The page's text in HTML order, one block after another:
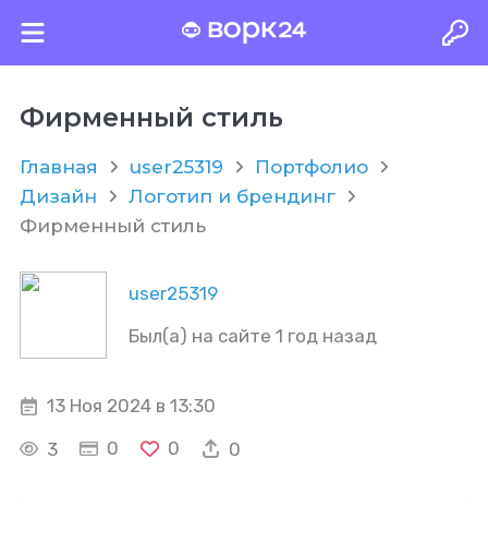
Фирменный стиль
Главная user25319
Портфолио
Дизайн
Логотип и брендинг
Фирменный стиль
user25319
Был(а) на сайте 1 год назад
13 Ноя 2024 в 13:30
3
0 0 0